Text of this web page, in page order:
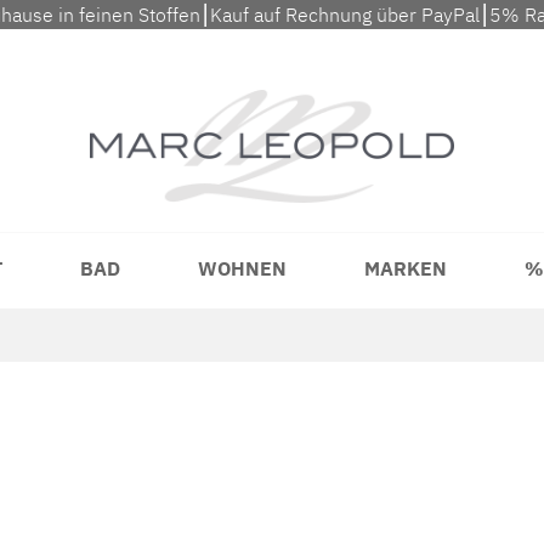
in feinen Stoffen⎮Kauf auf Rechnung über PayPal⎮5%
BAD WOHNEN MARKEN